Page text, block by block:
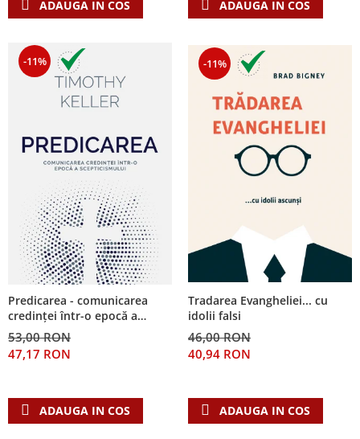
ADAUGA IN COS ADAUGA IN COS
-11%
Predicarea - comunicarea
credinţei într-o epocă a
scepticismului
53,00 RON
47,17 RON
ADAUGA IN COS
-11%
Tradarea Evangheliei... cu
idolii falsi
46,00 RON
40,94 RON
ADAUGA IN COS